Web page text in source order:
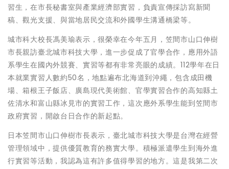
習生，在市長秘書室與產業經濟部實習，負責宣傳採訪寫新聞
稿、觀光支援、與當地居民交流和外國學生溝通橋梁等。
城市科大校長馮美瑜表示，很榮幸在今年五月，笠間市山口伸樹
市長親訪臺北城市科技大學，進一步促成了官學合作，應用外語
系學生在國內外競賽、實習等都有非常亮眼的成績。112學年在日
本就業實習人數約50名，地點遍布北海道到沖繩，包含成田機
場、箱根王子飯店、廣島現代美術館、官學實習合作的高知縣土
佐清水和富山縣冰見市的實習工作，這次應外系學生能到笠間市
政府實習，開啟台日合作的新起點。
日本笠間市山口伸樹市長表示，臺北城市科技大學是台灣在經營
管理領域中，提供優質教育的務實大學。積極派遣學生到海外進
行實習等活動，我認為這有許多值得學習的地方。這是我第二次